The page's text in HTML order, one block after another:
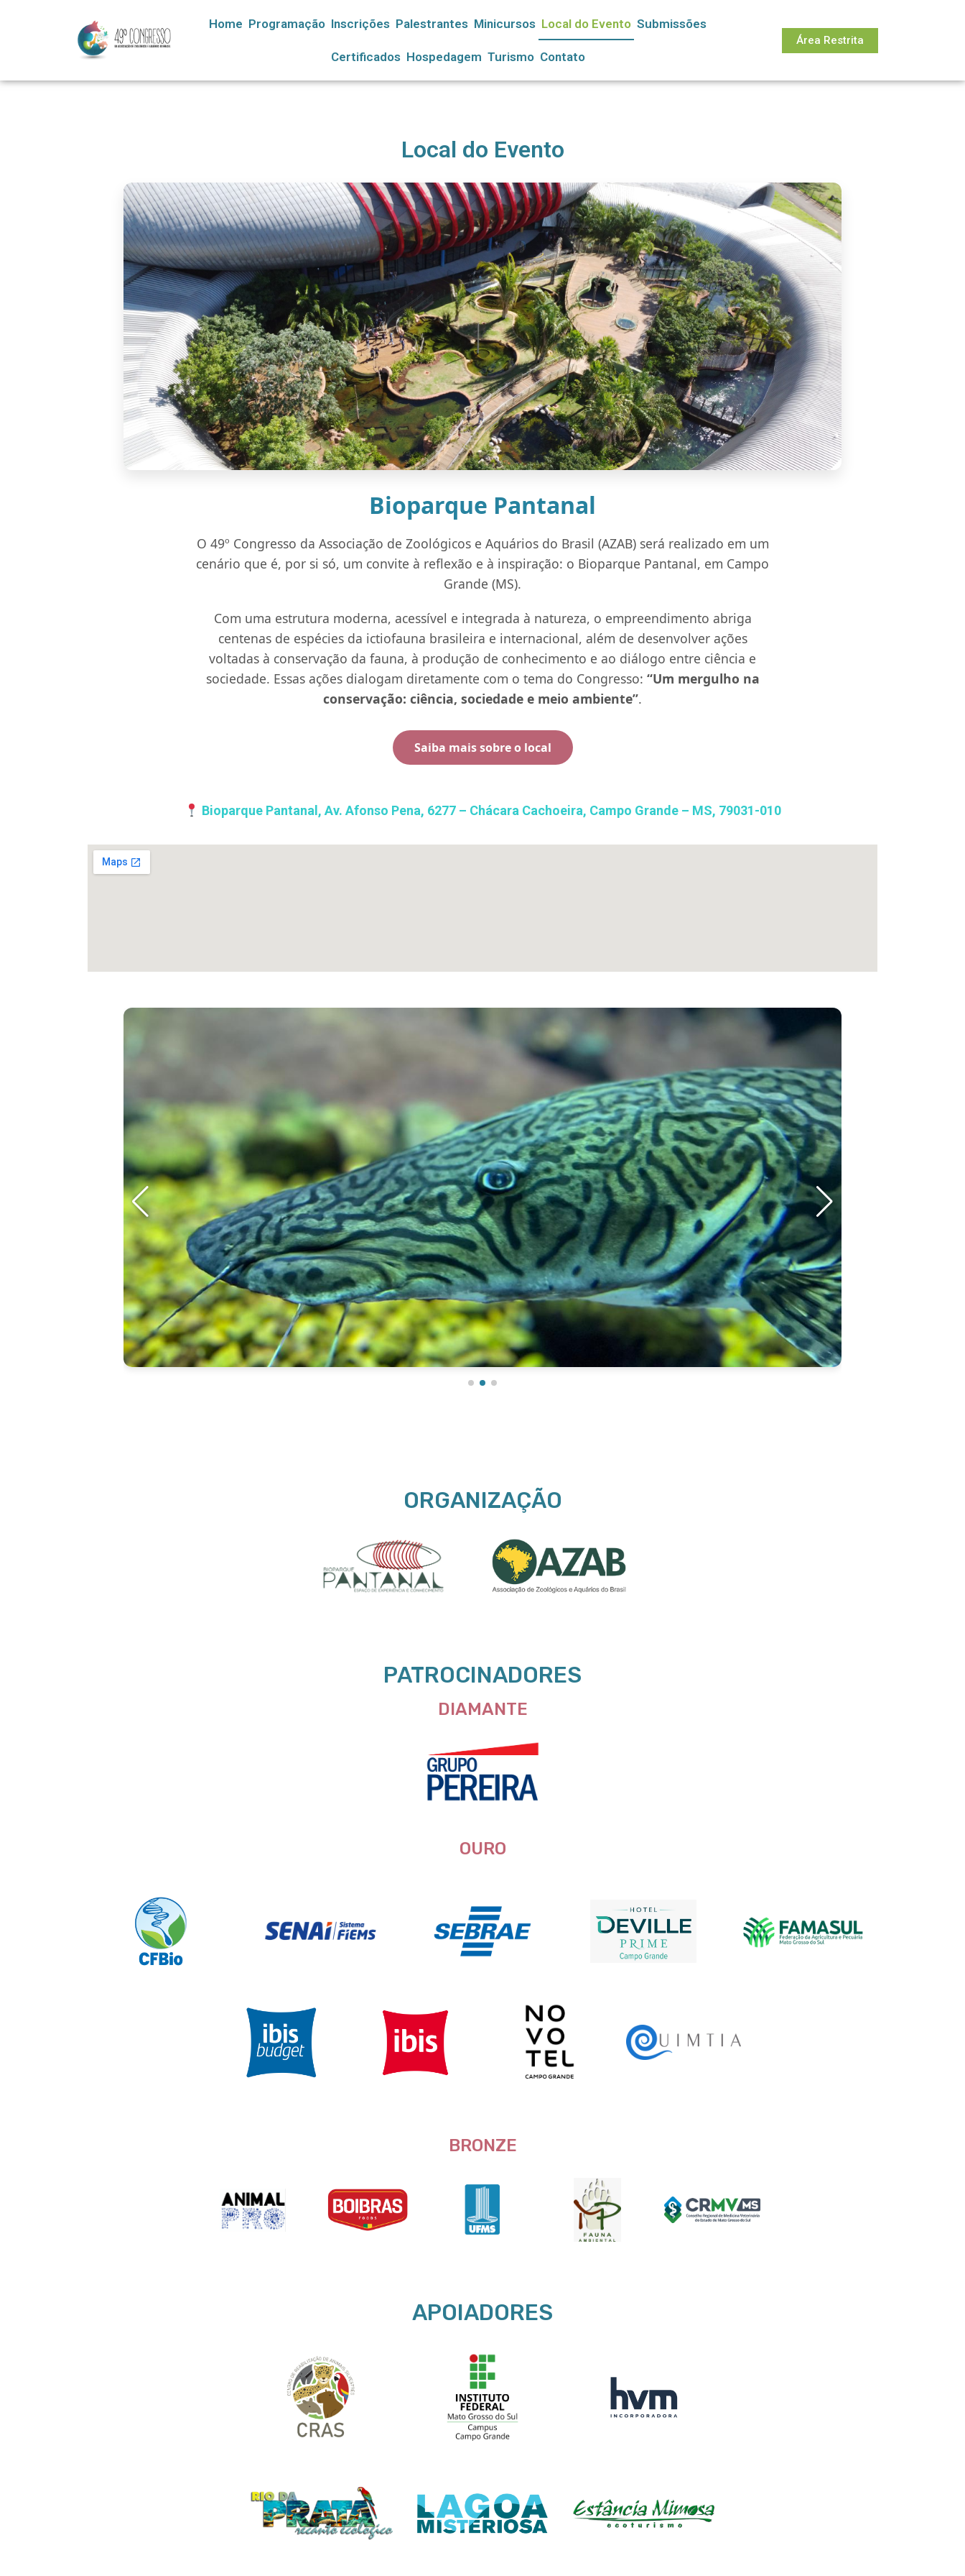
Home Programação Inscrições Palestrantes Minicursos Local do Evento Submissões
Certificados Hospedagem Turismo Contato
Área Restrita
Local do Evento
Bioparque Pantanal
O 49º Congresso da Associação de Zoológicos e Aquários do Brasil (AZAB) será realizado em um
cenário que é, por si só, um convite à reflexão e à inspiração: o Bioparque Pantanal, em Campo
Grande (MS).
Com uma estrutura moderna, acessível e integrada à natureza, o empreendimento abriga
centenas de espécies da ictiofauna brasileira e internacional, além de desenvolver ações
voltadas à conservação da fauna, à produção de conhecimento e ao diálogo entre ciência e
sociedade. Essas ações dialogam diretamente com o tema do Congresso: “Um mergulho na
conservação: ciência, sociedade e meio ambiente”.
Saiba mais sobre o local
Bioparque Pantanal, Av. Afonso Pena, 6277 – Chácara Cachoeira, Campo Grande – MS, 79031-010
ORGANIZAÇÃO
PATROCINADORES
DIAMANTE
OURO
BRONZE
APOIADORES